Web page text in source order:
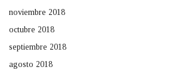
noviembre 2018
octubre 2018
septiembre 2018
agosto 2018